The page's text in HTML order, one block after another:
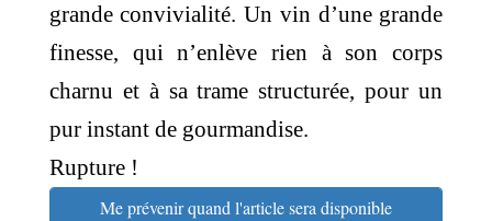
grande convivialité. Un vin d’une grande
finesse, qui n’enlève rien à son corps
charnu et à sa trame structurée, pour un
pur instant de gourmandise.
Rupture !
Me prévenir quand l'article sera disponible